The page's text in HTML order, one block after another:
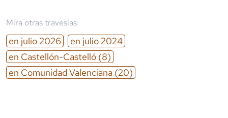
Mira otras travesías:
en julio 2026 en julio 2024
en Castellón-Castelló (8)
en Comunidad Valenciana (20)